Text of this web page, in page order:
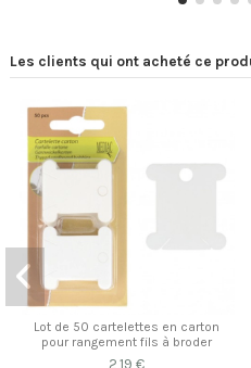
Les clients qui ont acheté ce
Lot de 50 cartelettes en carton
pour rangement fils à broder
2,19 €